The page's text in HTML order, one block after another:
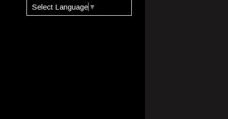
Select Language ▼